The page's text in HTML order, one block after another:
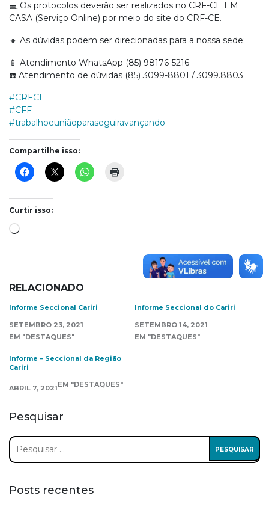
💻 Os protocolos deverão ser realizados no CRF-CE EM
CASA (Serviço Online) por meio do site do CRF-CE.
🔸 As dúvidas podem ser direcionadas para a nossa sede:
📱 Atendimento WhatsApp (85) 98176-5216
☎️ Atendimento de dúvidas (85) 3099-8801 / 3099.8803
#CRFCE
#CFF
#trabalhoeuniãoparaseguiravançando
Compartilhe isso:
Curtir isso:
Carregando...
RELACIONADO
Informe Seccional Cariri
SETEMBRO 23, 2021
EM "DESTAQUES"
Informe Seccional do Cariri
SETEMBRO 14, 2021
EM "DESTAQUES"
Informe – Seccional da Região
Cariri
ABRIL 7, 2021EM "DESTAQUES"
Pesquisar
Pesquisar
por:
Posts recentes